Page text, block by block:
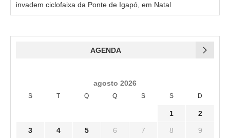
invadem ciclofaixa da Ponte de Igapó, em Natal
AGENDA
agosto 2026
S T Q Q S S D
1 2
3 4 5 6 7 8 9